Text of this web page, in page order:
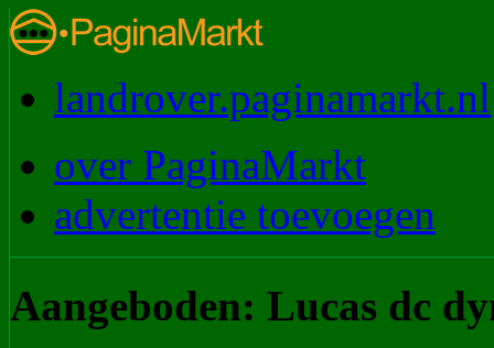
landrover.paginamarkt.nl
over PaginaMarkt
advertentie toevoegen
Aangeboden: Lucas dc